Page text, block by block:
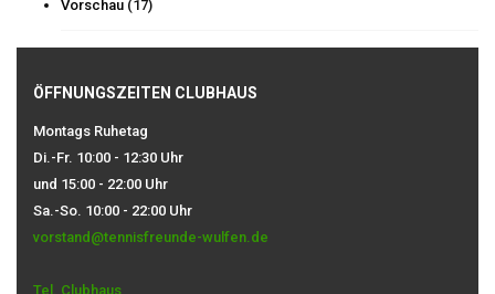
Vorschau (17)
ÖFFNUNGSZEITEN CLUBHAUS
Montags Ruhetag
Di.-Fr. 10:00 - 12:30 Uhr
und 15:00 - 22:00 Uhr
Sa.-So. 10:00 - 22:00 Uhr
vorstand@tennisfreunde-wulfen.de
Tel. Clubhaus